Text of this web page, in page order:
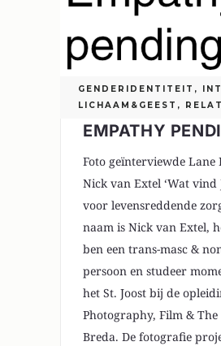
GENDERIDENTITEIT ,
LICHAAM&GEEST ,
EMPATHY
Foto geïnterviewde Lane
Nick van Extel ‘Wat vind
voor levensreddende
naam is Nick van Extel,
ben een trans-masc &
persoon en studeer
het St. Joost bij de
Photography, Film &
Breda. De fotografie